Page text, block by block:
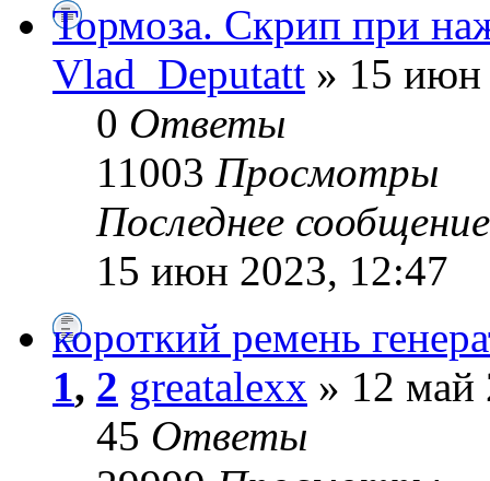
Тормоза. Скрип при
Vlad_Deputatt » 15 июн
0 Ответы
11003 Просмотры
Последнее
15 июн 2023, 12:47
короткий ремень
1, 2 greatalexx » 12 май
45 Ответы